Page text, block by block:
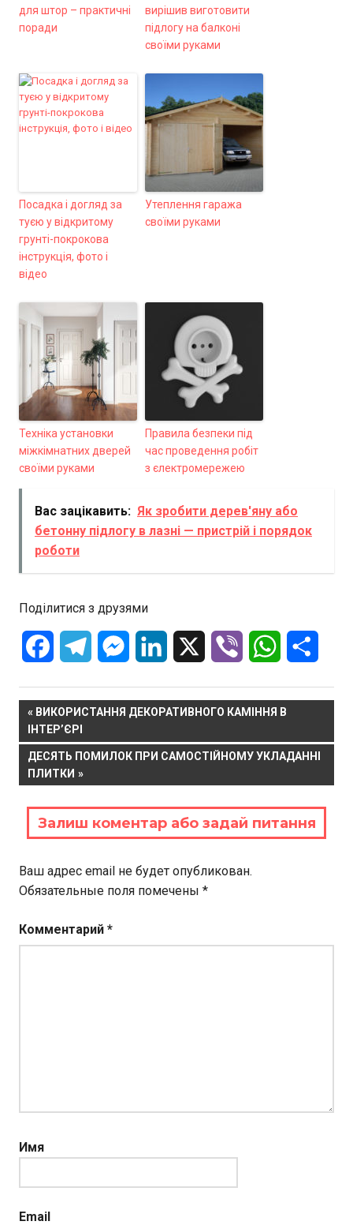
для штор – практичні
поради
вирішив виготовити
підлогу на балконі
своїми руками
Посадка і догляд за
туєю у відкритому
грунті-покрокова
інструкція, фото і
відео
Утеплення гаража
своїми руками
Техніка установки
міжкімнатних дверей
своїми руками
Правила безпеки під
час проведення робіт
з єлектромережею
Вас зацікавить: Як зробити дерев'яну або
бетонну підлогу в лазні — пристрій і порядок
роботи
Поділитися з друзями
FacebookTelegramMessenger
LinkedIn Viber WhatsApp
Навигация
по
записям
PREVIOUS
POST:
ВИКОРИСТАННЯ ДЕКОРАТИВНОГО КАМІННЯ В
ІНТЕР’ЄРІ
NEXT
POST:
ДЕСЯТЬ ПОМИЛОК ПРИ САМОСТІЙНОМУ УКЛАДАННІ
ПЛИТКИ
Залиш коментар або задай питання
Ваш адрес email не будет опубликован.
Обязательные поля помечены *
Комментарий *
Имя
Email